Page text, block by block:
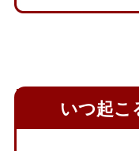
いつ起こ